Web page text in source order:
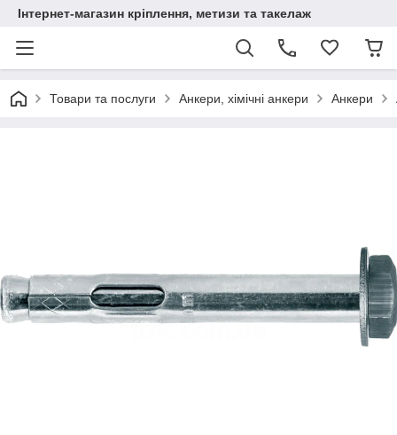
Інтернет-магазин кріплення, метизи та такелаж
Товари та послуги Анкери, хімічні анкери Анкери